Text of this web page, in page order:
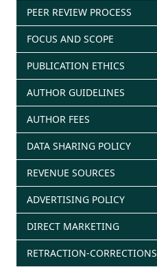
PEER REVIEW PROCESS
FOCUS AND SCOPE
PUBLICATION ETHICS
AUTHOR GUIDELINES
AUTHOR FEES
DATA SHARING POLICY
REVENUE SOURCES
ADVERTISING POLICY
DIRECT MARKETING
RETRACTION-CORRECTIONS